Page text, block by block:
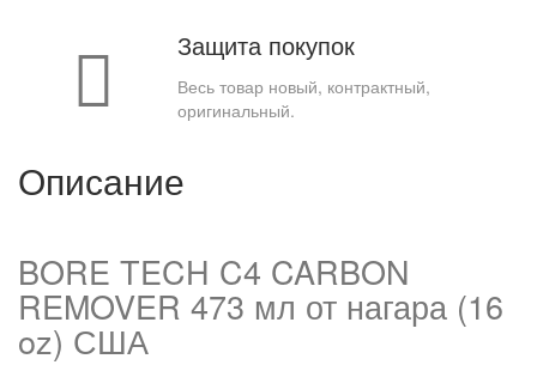
Защита покупок
Весь товар новый, контрактный,
оригинальный.
Описание
BORE TECH C4 CARBON
REMOVER 473 мл от нагара (16
oz) США